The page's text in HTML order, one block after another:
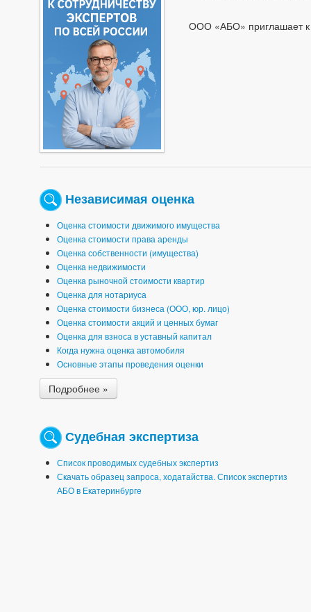
ООО «АБО» приглашает к
Независимая оценка
Оценка стоимости движимого имущества
Оценка стоимости права аренды
Оценка собственности (имущества)
Оценка недвижимости
Оценка рыночной стоимости квартир
Оценка для нотариуса
Оценка стоимости бизнеса (ООО, юр. лицо)
Оценка стоимости акций и ценных бумаг
Оценка для взноса в уставный капитал
Когда нужна оценка автомобиля
Основные этапы проведения оценки
Подробнее »
Судебная экспертиза
Список проводимых судебных экспертиз
Скачать образец запроса, ходатайства. Список экспертиз
АБО в Екатеринбурге